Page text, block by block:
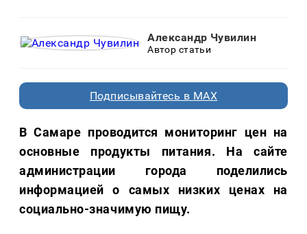
Александр Чувилин
Автор статьи
Подписывайтесь в MAX
В Самаре проводится мониторинг цен на
основные продукты питания. На сайте
администрации города поделились
информацией о самых низких ценах на
социально-значимую пищу.